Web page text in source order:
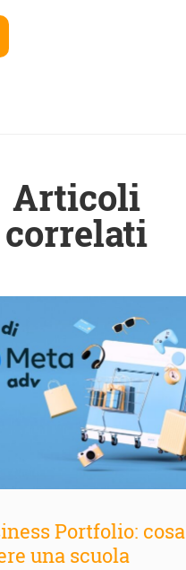
Articoli
correlati
Portfolio: cosa
una scuola